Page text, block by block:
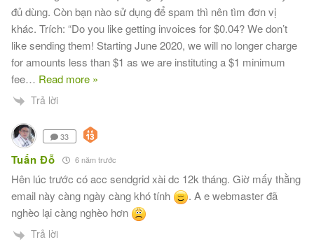
đủ dùng. Còn bạn nào sử dụng để spam thì nên tìm đơn vị
khác. Trích: “Do you like getting invoices for $0.04? We don’t
like sending them! Starting June 2020, we will no longer charge
for amounts less than $1 as we are instituting a $1 minimum
fee… Read more »
Trả lời
33
Tuấn Đỗ 6 năm trước
Hên lúc trước có acc sendgrid xài dc 12k tháng. Giờ mấy thằng
email này càng ngày càng khó tính
. A e webmaster đã
nghèo lại càng nghèo hơn
Trả lời